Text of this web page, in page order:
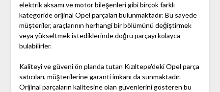
elektrik aksamı ve motor bileşenleri gibi birçok farklı
kategoride orijinal Opel parçaları bulunmaktadır. Bu sayede
müşteriler, araçlarının herhangi bir bölümünü değiştirmek
veya yükseltmek istediklerinde doğru parçayı kolayca
bulabilirler.
Kaliteyi ve güveni ön planda tutan Kızıltepe'deki Opel parça
satıcıları, müşterilerine garanti imkanı da sunmaktadır.
Orijinal parçaların kalitesine olan güvenlerini gösteren bu